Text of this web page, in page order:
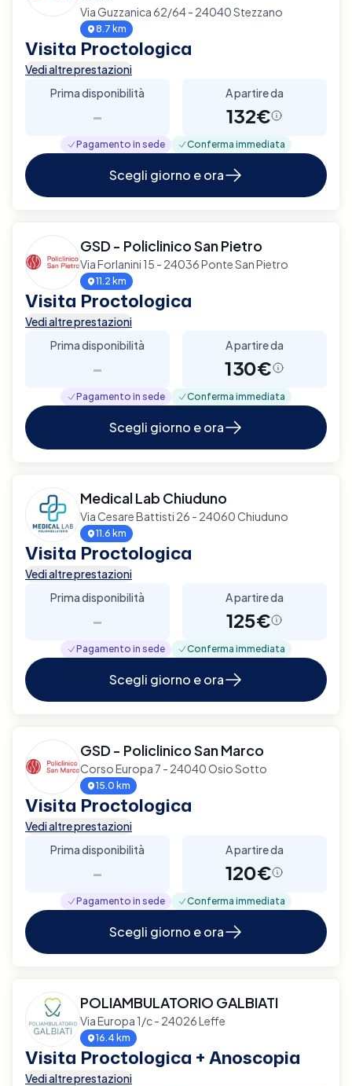
Via Guzzanica 62/64 - 24040 Stezzano
8.7 km
Visita Proctologica
Vedi altre prestazioni
Prima disponibilità
-
A partire da
132€
Pagamento in sede Conferma immediata
Scegli giorno e ora
GSD - Policlinico San Pietro
Via Forlanini 15 - 24036 Ponte San Pietro
11.2 km
Visita Proctologica
Vedi altre prestazioni
Prima disponibilità
-
A partire da
130€
Pagamento in sede Conferma immediata
Scegli giorno e ora
Medical Lab Chiuduno
Via Cesare Battisti 26 - 24060 Chiuduno
11.6 km
Visita Proctologica
Vedi altre prestazioni
Prima disponibilità
-
A partire da
125€
Pagamento in sede Conferma immediata
Scegli giorno e ora
GSD - Policlinico San Marco
Corso Europa 7 - 24040 Osio Sotto
15.0 km
Visita Proctologica
Vedi altre prestazioni
Prima disponibilità
-
A partire da
120€
Pagamento in sede Conferma immediata
Scegli giorno e ora
POLIAMBULATORIO GALBIATI
Via Europa 1/c - 24026 Leffe
16.4 km
Visita Proctologica + Anoscopia
Vedi altre prestazioni